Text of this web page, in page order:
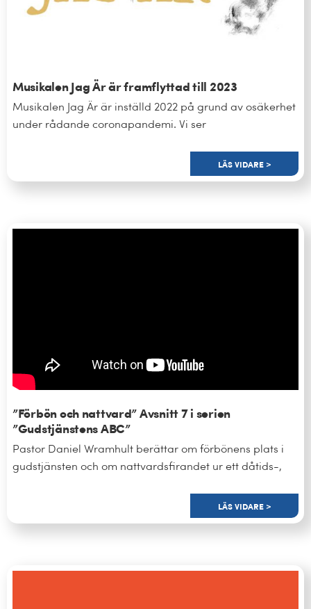
Musikalen Jag Är är framflyttad till 2023
Musikalen Jag Är är inställd 2022 på grund av osäkerhet
under rådande coronapandemi. Vi ser
LÄS VIDARE >
”Förbön och nattvard” Avsnitt 7 i serien
”Gudstjänstens ABC”
Pastor Daniel Wramhult berättar om förbönens plats i
gudstjänsten och om nattvardsfirandet ur ett dåtids-,
LÄS VIDARE >